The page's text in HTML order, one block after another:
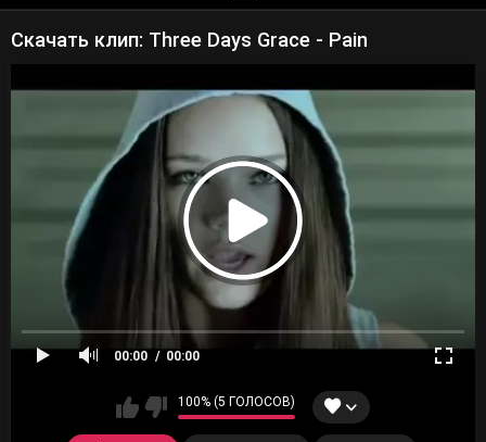
Скачать клип: Three Days Grace - Pain
00:00 00:00
100% (5 ГОЛОСОВ)